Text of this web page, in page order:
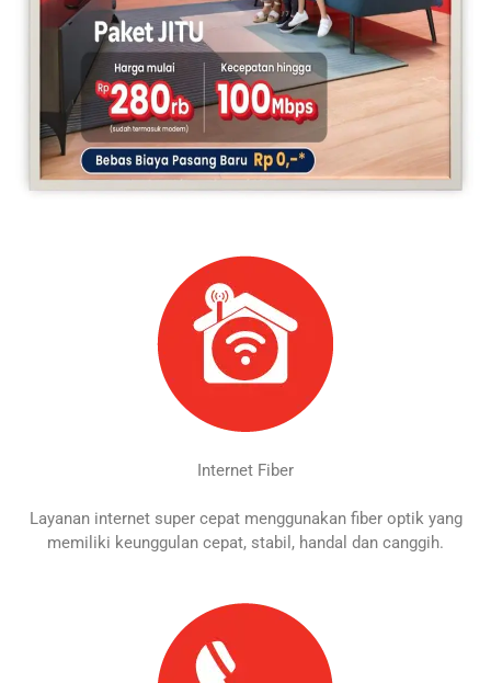
Internet Fiber
Layanan internet super cepat menggunakan fiber optik yang
memiliki keunggulan cepat, stabil, handal dan canggih.